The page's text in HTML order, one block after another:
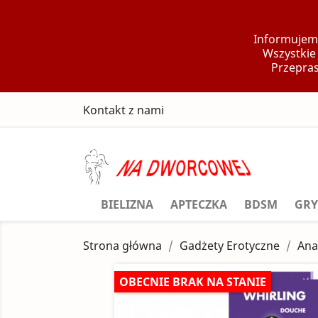
Kontakt z nami
BIELIZNA APTECZKA BDSM GRY
Strona główna Gadżety Erotyczne
OBECNIE BRAK NA STANIE